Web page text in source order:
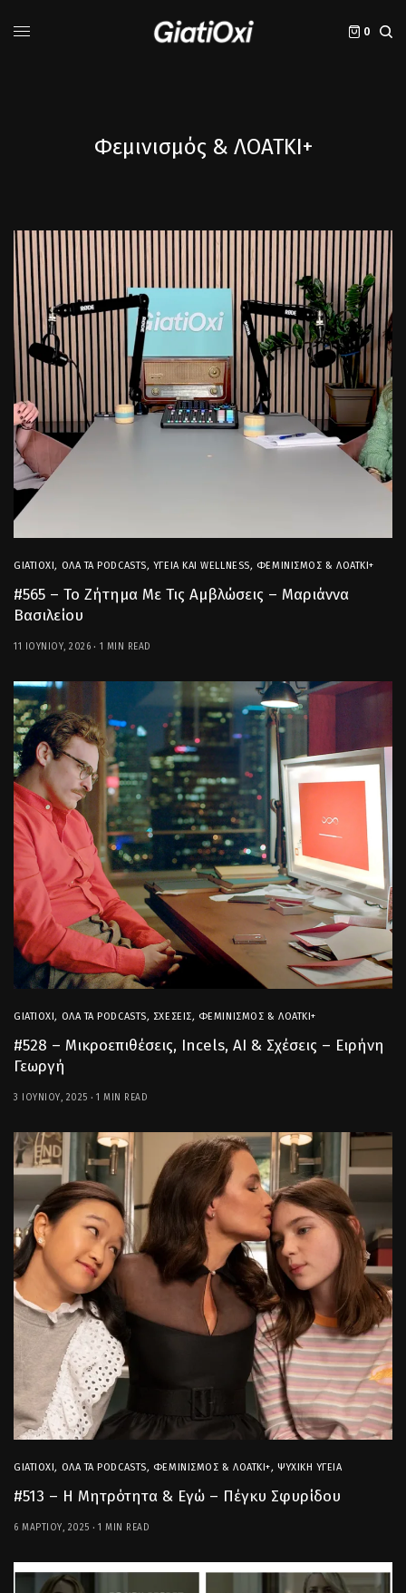
0
Φεμινισμός & ΛΟΑΤΚΙ+
GIATIOXI, ΌΛΑ ΤΑ PODCASTS, ΥΓΕΊΑ ΚΑΙ WELLNESS, ΦΕΜΙΝΙΣΜΌΣ & ΛΟΑΤΚΙ+
#565 – Το Ζήτημα Με Τις Αμβλώσεις – Μαριάννα
Βασιλείου
11 ΙΟΥΝΊΟΥ, 2026 1 MIN READ
GIATIOXI, ΌΛΑ ΤΑ PODCASTS, ΣΧΈΣΕΙΣ, ΦΕΜΙΝΙΣΜΌΣ & ΛΟΑΤΚΙ+
#528 – Μικροεπιθέσεις, Incels, AI & Σχέσεις – Ειρήνη
Γεωργή
3 ΙΟΥΝΊΟΥ, 2025 1 MIN READ
GIATIOXI, ΌΛΑ ΤΑ PODCASTS, ΦΕΜΙΝΙΣΜΌΣ & ΛΟΑΤΚΙ+, ΨΥΧΙΚΉ ΥΓΕΊΑ
#513 – Η Μητρότητα & Εγώ – Πέγκυ Σφυρίδου
6 ΜΑΡΤΊΟΥ, 2025 1 MIN READ